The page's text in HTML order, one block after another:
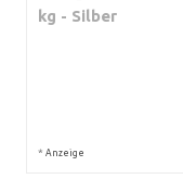
kg - Silber
* Anzeige